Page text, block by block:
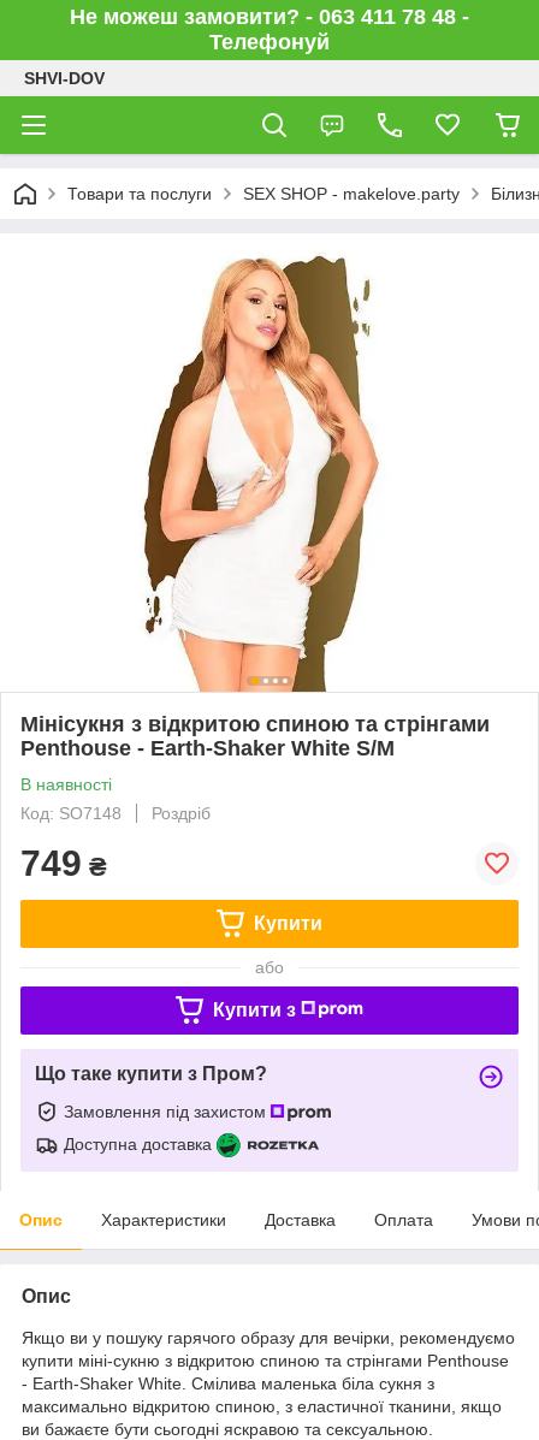
Не можеш замовити? - 063 411 78 48 -
Телефонуй
SHVI-DOV
Товари та послуги SEX SHOP - makelove.party
Мінісукня з відкритою спиною та стрінгами
Penthouse - Earth-Shaker White S/M
В наявності
Код: SO7148
Роздріб
749 ₴
Купити
або
Купити з
Що таке купити з Пром?
Замовлення під захистом
Доступна доставка
Опис Характеристики Доставка Оплата Умови
Опис
Якщо ви у пошуку гарячого образу для вечірки, рекомендуємо
купити міні-сукню з відкритою спиною та стрінгами Penthouse
- Earth-Shaker White. Смілива маленька біла сукня з
максимально відкритою спиною, з еластичної тканини, якщо
ви бажаєте бути сьогодні яскравою та сексуальною.